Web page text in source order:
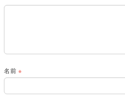
名前※